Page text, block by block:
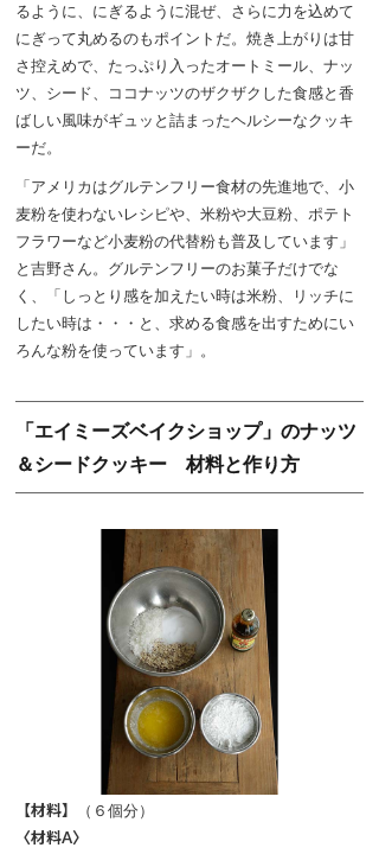
るように、にぎるように混ぜ、さらに力を込めて
にぎって丸めるのもポイントだ。焼き上がりは甘
さ控えめで、たっぷり入ったオートミール、ナッ
ツ、シード、ココナッツのザクザクした食感と香
ばしい風味がギュッと詰まったヘルシーなクッキ
ーだ。
「アメリカはグルテンフリー食材の先進地で、小
麦粉を使わないレシピや、米粉や大豆粉、ポテト
フラワーなど小麦粉の代替粉も普及しています」
と吉野さん。グルテンフリーのお菓子だけでな
く、「しっとり感を加えたい時は米粉、リッチに
したい時は・・・と、求める食感を出すためにい
ろんな粉を使っています」。
「エイミーズベイクショップ」のナッツ
＆シードクッキー 材料と作り方
【材料】
（６個分）
〈材料A〉